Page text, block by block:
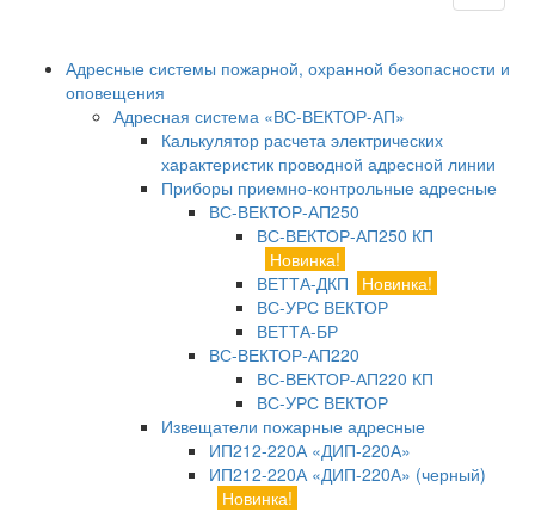
Адресные системы пожарной, охранной безопасности и
оповещения
Адресная система «ВС-ВЕКТОР-АП»
Калькулятор расчета электрических
характеристик проводной адресной линии
Приборы приемно-контрольные адресные
ВС-ВЕКТОР-АП250
ВС-ВЕКТОР-АП250 КП
Новинка!
ВЕТТА-ДКП
Новинка!
ВС-УРС ВЕКТОР
ВЕТТА-БР
ВС-ВЕКТОР-АП220
ВС-ВЕКТОР-АП220 КП
ВС-УРС ВЕКТОР
Извещатели пожарные адресные
ИП212-220А «ДИП-220А»
ИП212-220А «ДИП-220А» (черный)
Новинка!